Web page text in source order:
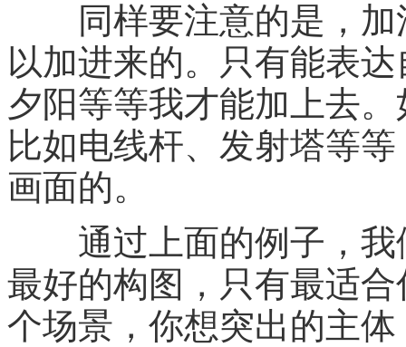
同样要注意的是，加
以加进来的。只有能表
夕阳等等我才能加上去
比如电线杆、发射塔等
画面的。
通过上面的例子，我
最好的构图，只有最适
个场景，你想突出的主